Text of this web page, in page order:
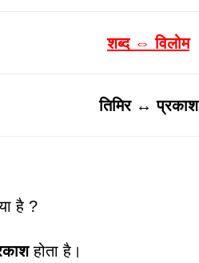
शब्द ⇔ विलोम
तिमिर ↔ प्रकाश
है ?
होता है।